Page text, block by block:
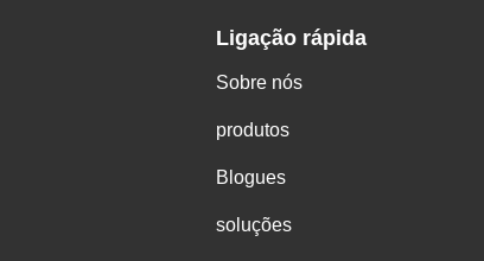
Ligação rápida
Sobre nós
produtos
Blogues
soluções